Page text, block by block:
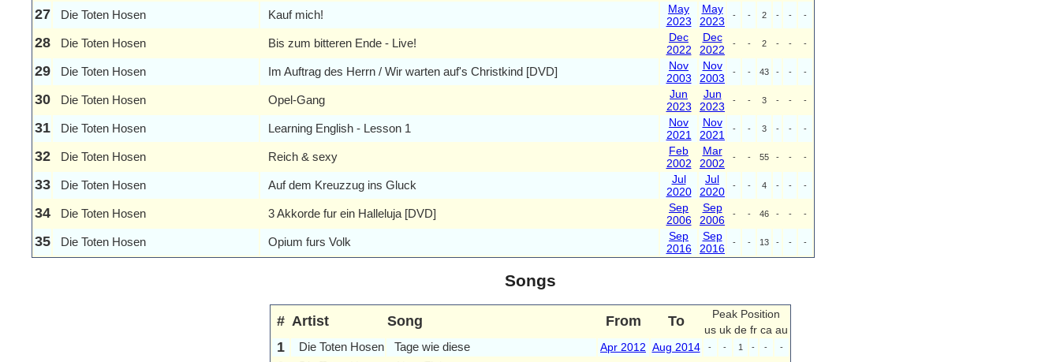
27 Die Toten Hosen Kauf mich!
May
2023
May
2023
- - 2 - - -
28 Die Toten Hosen Bis zum bitteren Ende - Live!
Dec
2022
Dec
2022
- - 2 - - -
29 Die Toten Hosen Im Auftrag des Herrn / Wir warten auf's Christkind [DVD]
Nov
2003
Nov
2003
- - 43 - - -
30 Die Toten Hosen Opel-Gang
Jun
2023
Jun
2023
- - 3 - - -
31 Die Toten Hosen Learning English - Lesson 1
Nov
2021
Nov
2021
- - 3 - - -
32 Die Toten Hosen Reich & sexy
Feb
2002
Mar
2002
- - 55 - - -
33 Die Toten Hosen Auf dem Kreuzzug ins Gluck
Jul
2020
Jul
2020
- - 4 - - -
34 Die Toten Hosen 3 Akkorde fur ein Halleluja [DVD]
Sep
2006
Sep
2006
- - 46 - - -
35 Die Toten Hosen Opium furs Volk
Sep
2016
Sep
2016
- - 13 - - -
Songs
# Artist Song From To
Peak Position
us uk de fr ca au
1 Die Toten Hosen Tage wie diese Apr 2012 Aug 2014 - - 1 - - -